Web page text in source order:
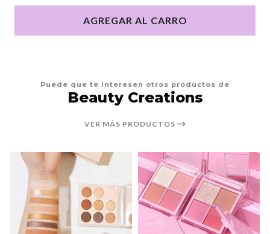
AGREGAR AL CARRO
Puede que te interesen otros productos de
Beauty Creations
VER MÁS PRODUCTOS